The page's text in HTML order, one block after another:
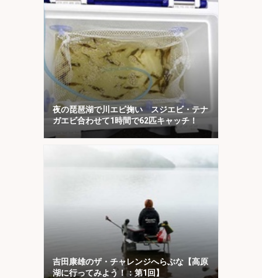
夜の琵琶湖で川エビ掬い スジエビ・テナ
ガエビ合わせて1時間で62匹キャッチ！
吉田康雄のザ・チャレンジへらぶな【高原
湖に行ってみよう！：第1回】